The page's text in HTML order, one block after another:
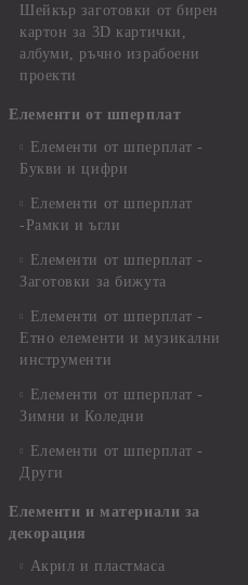
Шейкър заготовки от бирен
картон за 3D картички,
албуми, ръчно израбоени
проекти
Елементи от шперплат
Елементи от шперплат -
Букви и цифри
Елементи от шперплат
-Рамки и ъгли
Елементи от шперплат -
Заготовки за бижута
Елементи от шперплат -
Етно елементи и музикални
инструменти
Елементи от шперплат -
Зимни и Коледни
Елементи от шперплат -
Други
Елементи и материали за
декорация
Акрил и пластмаса